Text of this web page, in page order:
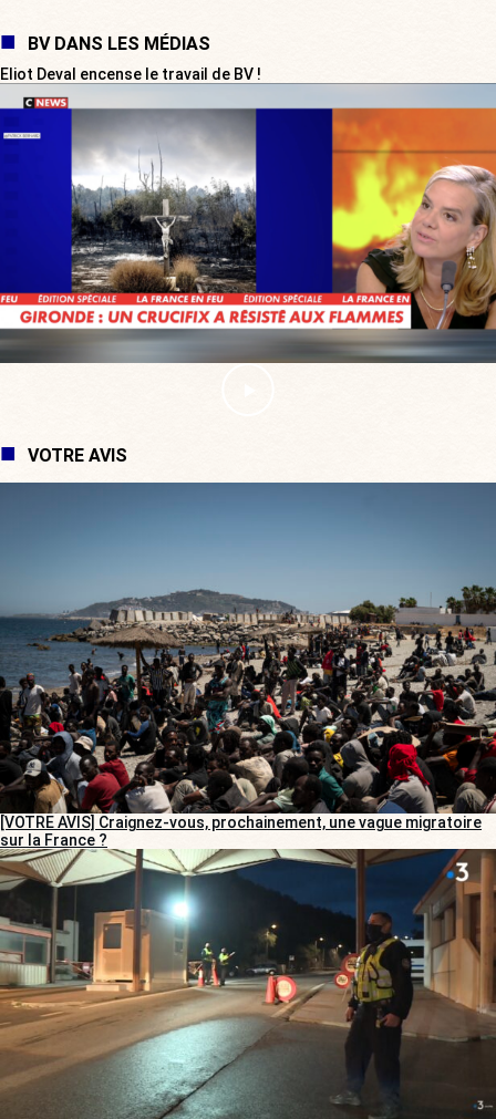
BV DANS LES MÉDIAS
Eliot Deval encense le travail de BV !
VOTRE AVIS
[VOTRE AVIS] Craignez-vous, prochainement, une vague migratoire
sur la France ?